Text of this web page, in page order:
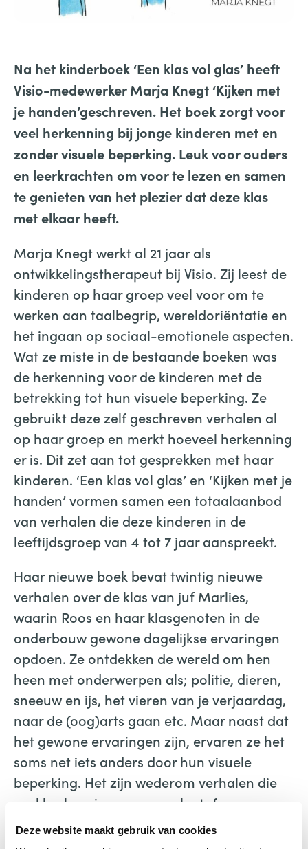
Deze website maakt gebruik van cookies
Na het kinderboek ‘Een klas vol glas’ heeft
Visio-medewerker Marja Knegt ‘Kijken met
je handen’geschreven. Het boek zorgt voor
veel herkenning bij jonge kinderen met en
zonder visuele beperking. Leuk voor ouders
en leerkrachten om voor te lezen en samen
te genieten van het plezier dat deze klas
met elkaar heeft.
Marja Knegt werkt al 21 jaar als
ontwikkelingstherapeut bij Visio. Zij leest de
kinderen op haar groep veel voor om te
werken aan taalbegrip, wereldoriëntatie en
het ingaan op sociaal-emotionele aspecten.
Wat ze miste in de bestaande boeken was
de herkenning voor de kinderen met de
betrekking tot hun visuele beperking. Ze
gebruikt deze zelf geschreven verhalen al
op haar groep en merkt hoeveel herkenning
er is. Dit zet aan tot gesprekken met haar
kinderen. ‘Een klas vol glas’ en ‘Kijken met je
handen’ vormen samen een totaalaanbod
van verhalen die deze kinderen in de
leeftijdsgroep van 4 tot 7 jaar aanspreekt.
Haar nieuwe boek bevat twintig nieuwe
verhalen over de klas van juf Marlies,
waarin Roos en haar klasgenoten in de
onderbouw gewone dagelijkse ervaringen
opdoen. Ze ontdekken de wereld om hen
heen met onderwerpen als; politie, dieren,
sneeuw en ijs, het vieren van je verjaardag,
naar de (oog)arts gaan etc. Maar naast dat
het gewone ervaringen zijn, ervaren ze het
soms net iets anders door hun visuele
beperking. Het zijn wederom verhalen die
veel herkenning en gespreksstof geven aan
deze groep kinderen, met aandacht voor
alle sociaal-emotionele aspecten.